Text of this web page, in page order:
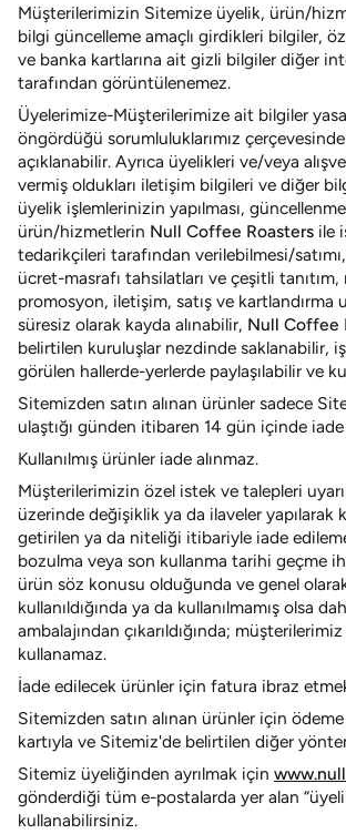
Müşterilerimizin Sitemize üyelik, ürün/
bilgi güncelleme amaçlı girdikleri bilgiler,
ve banka kartlarına ait gizli bilgiler diğer
tarafından görüntülenemez.
Üyelerimize-Müşterilerimize ait bilgiler
öngördüğü sorumluluklarımız
açıklanabilir. Ayrıca üyelikleri ve/veya
vermiş oldukları iletişim bilgileri ve diğer
üyelik işlemlerinizin yapılması,
ürün/hizmetlerin Null Coffee Roasters ile
tedarikçileri tarafından verilebilmesi/
ücret-masrafı tahsilatları ve çeşitli tanıtım,
promosyon, iletişim, satış ve kartlandırma
süresiz olarak kayda alınabilir, Null Coffee
belirtilen kuruluşlar nezdinde saklanabilir,
görülen hallerde-yerlerde paylaşılabilir ve
Sitemizden satın alınan ürünler sadece
ulaştığı günden itibaren 14 gün içinde
Kullanılmış ürünler iade alınmaz.
Müşterilerimizin özel istek ve talepleri
üzerinde değişiklik ya da ilaveler yapılarak
getirilen ya da niteliği itibariyle iade
bozulma veya son kullanma tarihi geçme
ürün söz konusu olduğunda ve genel
kullanıldığında ya da kullanılmamış olsa
ambalajından çıkarıldığında;
kullanamaz.
İade edilecek ürünler için fatura ibraz
Sitemizden satın alınan ürünler için
kartıyla ve Sitemiz'de belirtilen diğer
Sitemiz üyeliğinden ayrılmak için
gönderdiği tüm e-postalarda yer alan
kullanabilirsiniz.